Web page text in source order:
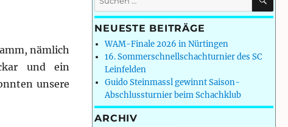
nämlich
und ein
unsere
nach:
NEUESTE BEITRÄGE
WAM-Finale 2026 in Nürtingen
16. Sommerschnellschachturnier des SC
Leinfelden
Guido Steinmassl gewinnt Saison-
Abschlussturnier beim Schachklub
ARCHIV